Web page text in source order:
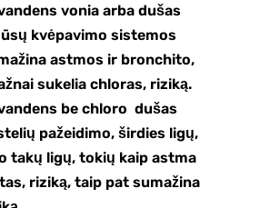
vonia arba dušas
kvėpavimo sistemos
astmos ir bronchito,
sukelia chloras, riziką.
be chloro dušas
pažeidimo, širdies ligų,
takų ligų, tokių kaip astma
riziką, taip pat sumažina